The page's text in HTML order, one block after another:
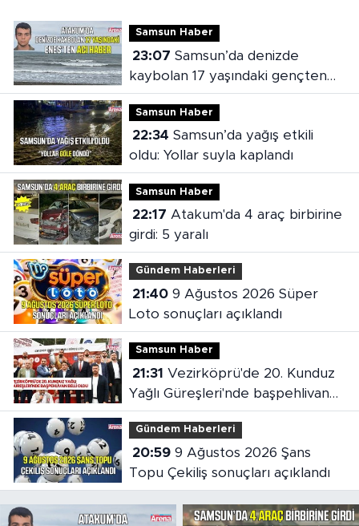
Samsun Haber
23:07
kaybolan 17 yaşındaki gençten
acı haber
Samsun Haber
22:34
oldu: Yollar suyla kaplandı
Samsun Haber
22:17
girdi: 5 yaralı
Gündem Haberleri
21:409 Ağustos 2026 Süper
Loto sonuçları açıklandı
Samsun Haber
21:31
Yağlı Güreşleri'nde başpehlivan
belli oldu
Gündem Haberleri
20:599 Ağustos 2026 Şans
Topu Çekiliş sonuçları açıklandı